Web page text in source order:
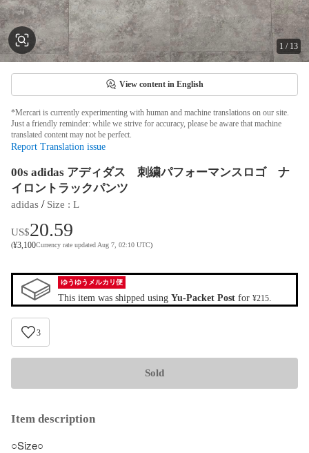
1 / 13
View content in English
*Mercari is currently experimenting with human and machine translations on our site.
Just a friendly reminder: while we strive for accuracy, please be aware that machine
translated content may not be perfect.
Report Translation issue
00s adidas アディダス 刺繍パフォーマンスロゴ ナ
イロントラックパンツ
adidas / Size : L
US$20.59
(¥3,100Currency rate updated Aug 7, 02:10 UTC)
ゆうゆうメルカリ便
This item was shipped using Yu-Packet Post for ¥215
3
Sold
Item description
○Size○